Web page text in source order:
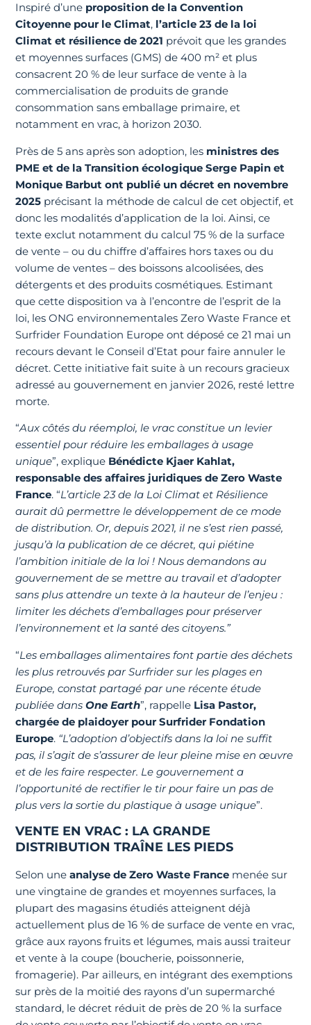
Inspiré d’une proposition de la Convention
Citoyenne pour le Climat, l’article 23 de la loi
Climat et résilience de 2021 prévoit que les grandes
et moyennes surfaces (GMS) de 400 m² et plus
consacrent 20 % de leur surface de vente à la
commercialisation de produits de grande
consommation sans emballage primaire, et
notamment en vrac, à horizon 2030.
Près de 5 ans après son adoption, les ministres des
PME et de la Transition écologique Serge Papin et
Monique Barbut ont publié un décret en novembre
2025 précisant la méthode de calcul de cet objectif, et
donc les modalités d’application de la loi. Ainsi, ce
texte exclut notamment du calcul 75 % de la surface
de vente – ou du chiffre d’affaires hors taxes ou du
volume de ventes – des boissons alcoolisées, des
détergents et des produits cosmétiques. Estimant
que cette disposition va à l’encontre de l’esprit de la
loi, les ONG environnementales Zero Waste France et
Surfrider Foundation Europe ont déposé ce 21 mai un
recours devant le Conseil d’Etat pour faire annuler le
décret. Cette initiative fait suite à un recours gracieux
adressé au gouvernement en janvier 2026, resté lettre
morte.
“Aux côtés du réemploi, le vrac constitue un levier
essentiel pour réduire les emballages à usage
unique”, explique Bénédicte Kjaer Kahlat,
responsable des affaires juridiques de Zero Waste
France. “L’article 23 de la Loi Climat et Résilience
aurait dû permettre le développement de ce mode
de distribution. Or, depuis 2021, il ne s’est rien passé,
jusqu’à la publication de ce décret, qui piétine
l’ambition initiale de la loi ! Nous demandons au
gouvernement de se mettre au travail et d’adopter
sans plus attendre un texte à la hauteur de l’enjeu :
limiter les déchets d’emballages pour préserver
l’environnement et la santé des citoyens.”
“Les emballages alimentaires font partie des déchets
les plus retrouvés par Surfrider sur les plages en
Europe, constat partagé par une récente étude
publiée dansOne Earth”, rappelle Lisa Pastor,
chargée de plaidoyer pour Surfrider Fondation
Europe. “L’adoption d’objectifs dans la loi ne suffit
pas, il s’agit de s’assurer de leur pleine mise en œuvre
et de les faire respecter. Le gouvernement a
l’opportunité de rectifier le tir pour faire un pas de
plus vers la sortie du plastique à usage unique”.
VENTE EN VRAC : LA GRANDE
DISTRIBUTION TRAÎNE LES PIEDS
Selon uneanalyse de Zero Waste France menée sur
une vingtaine de grandes et moyennes surfaces, la
plupart des magasins étudiés atteignent déjà
actuellement plus de 16 % de surface de vente en vrac,
grâce aux rayons fruits et légumes, mais aussi traiteur
et vente à la coupe (boucherie, poissonnerie,
fromagerie). Par ailleurs, en intégrant des exemptions
sur près de la moitié des rayons d’un supermarché
standard, le décret réduit de près de 20 % la surface